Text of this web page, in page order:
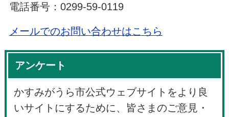
電話番号：0299-59-0119
メールでのお問い合わせはこちら
アンケート
かすみがうら市公式ウェブサイトをより良
いサイトにするために、皆さまのご意見・